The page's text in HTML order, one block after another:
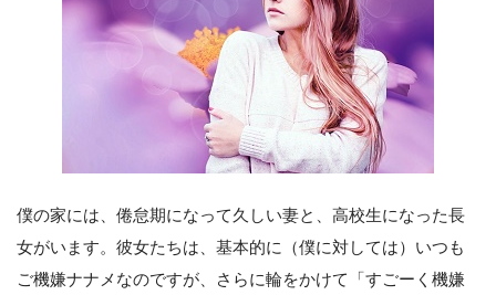
僕の家には、倦怠期になって久しい妻と、高校生になった長
女がいます。彼女たちは、基本的に（僕に対しては）いつも
ご機嫌ナナメなのですが、さらに輪をかけて「すごーく機嫌